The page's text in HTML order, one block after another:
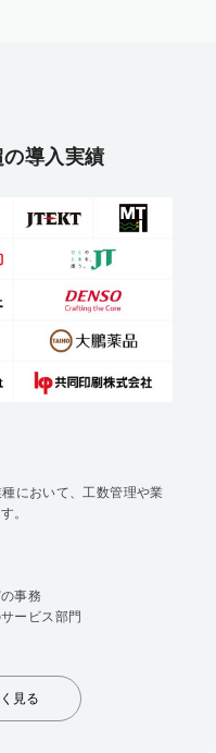
導入実績
において、工数管理や業
。
事務
ービス部門
見る